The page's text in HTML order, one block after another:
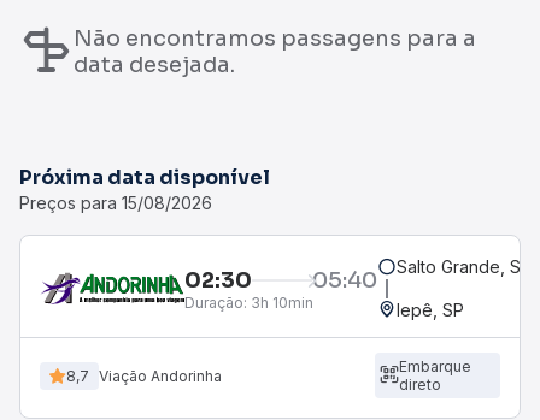
Não encontramos passagens para a
data desejada.
Próxima data disponível
Preços para 15/08/2026
02:30 05:40
Duração: 3h 10min
Salto Grande, SP
Iepê, SP
8,7 Viação Andorinha
Embarque
direto